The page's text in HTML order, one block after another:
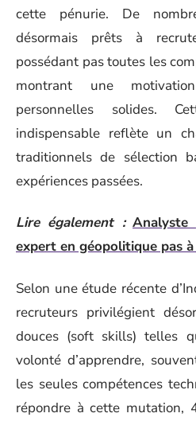
cette pénurie. De
désormais prêts à
possédant pas toutes les
montrant une
personnelles solides.
indispensable reflète un
traditionnels de sélection
expériences passées.
Lire également : Analyste
expert en géopolitique pas à
Selon une étude récente
recruteurs privilégient
douces (soft skills) telles
volonté d’apprendre,
les seules compétences
répondre à cette mutation,